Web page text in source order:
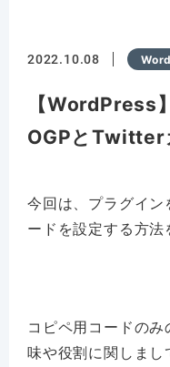
2022.10.08
【WordPress
OGPとTwitter
今回は、プラグイ
ードを設定する方法
コピペ用コードの
味や役割に関しま